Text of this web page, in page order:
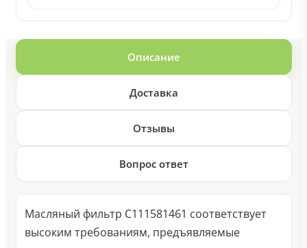
Описание
Доставка
Отзывы
Вопрос ответ
Масляный фильтр C111581461 соответствует
высоким требованиям, предъявляемые